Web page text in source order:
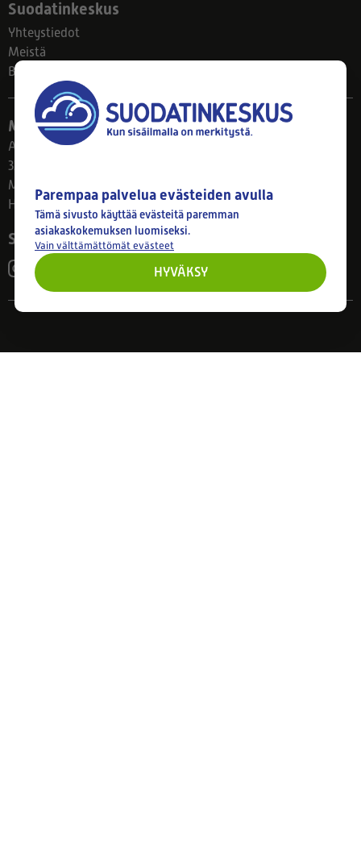
Suodatinkeskus
Yhteystiedot
Meistä
Blogi
Myymälä
Ahlmanintie 61
33800 Tampere
Ma–Pe 8–17
Huom! Myymälän poikkeusaukiolot: 27.7.-21.8. klo 8-16
Seuraa meitä
Parempaa palvelua evästeiden avulla
Tämä sivusto käyttää evästeitä paremman
asiakaskokemuksen luomiseksi.
Vain välttämättömät evästeet
HYVÄKSY